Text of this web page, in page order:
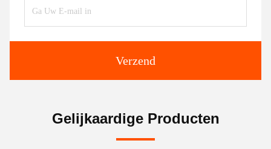
Verzend
Gelijkaardige Producten